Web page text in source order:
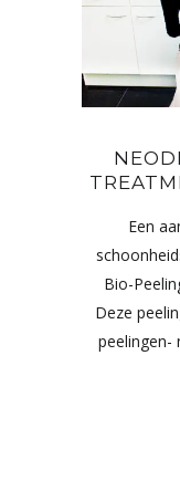
Een
Bio-
Deze
peelingen-